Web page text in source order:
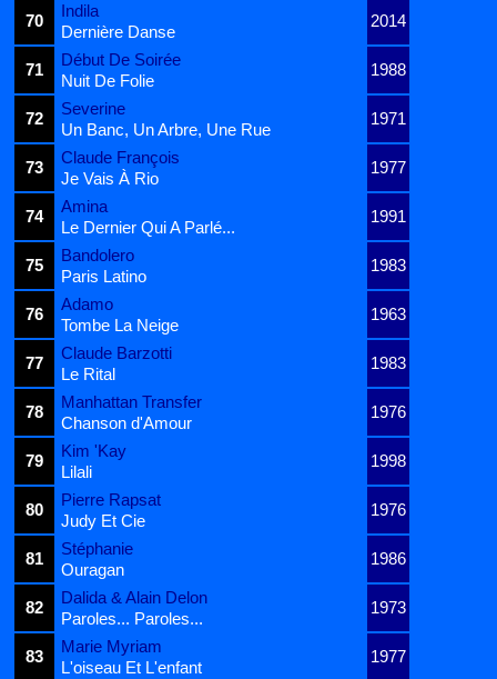
70
Indila
2014
Dernière Danse
71
Début De Soirée
1988
Nuit De Folie
72
Severine
1971
Un Banc, Un Arbre, Une Rue
73
Claude François
1977
Je Vais À Rio
74
Amina
1991
Le Dernier Qui A Parlé...
75
Bandolero
1983
Paris Latino
76
Adamo
1963
Tombe La Neige
77
Claude Barzotti
1983
Le Rital
78
Manhattan Transfer
1976
Chanson d'Amour
79
Kim 'Kay
1998
Lilali
80
Pierre Rapsat
1976
Judy Et Cie
81
Stéphanie
1986
Ouragan
82
Dalida & Alain Delon
1973
Paroles... Paroles...
83
Marie Myriam
1977
L'oiseau Et L'enfant